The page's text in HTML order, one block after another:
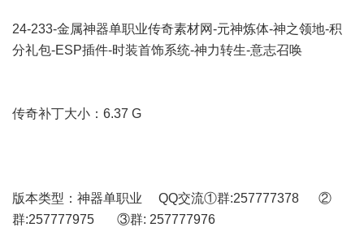
24-233-金属神器单职业传奇素材网-元神炼体-神之领地-积
分礼包-ESP插件-时装首饰系统-神力转生-意志召唤
传奇补丁大小：6.37 G
版本类型：神器单职业 QQ交流①群:257777378 ②
群:257777975 ③群: 257777976